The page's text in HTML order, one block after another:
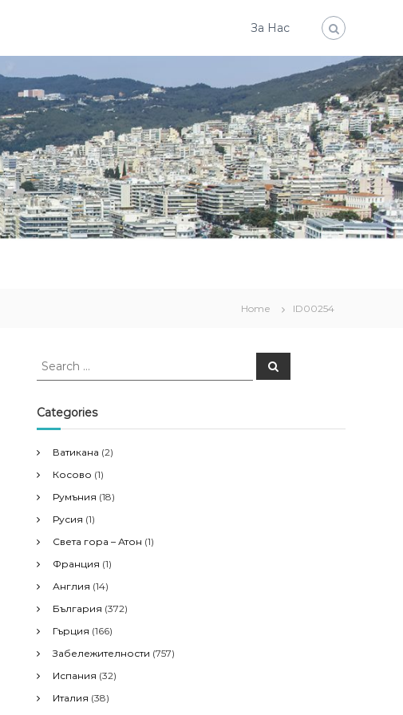
За Нас
Home ID00254
S
r
c
f
o
r
S
e
Categories
Ватикана (2)
Косово (1)
Румъния (18)
Русия (1)
Света гора – Атон (1)
Франция (1)
Англия (14)
България (372)
Гърция (166)
Забележителности (757)
Испания (32)
Италия (38)